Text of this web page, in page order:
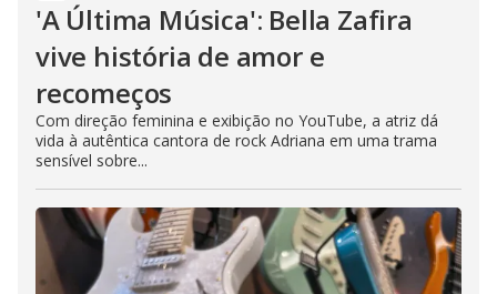
'A Última Música': Bella Zafira
vive história de amor e
recomeços
Com direção feminina e exibição no YouTube, a atriz dá
vida à autêntica cantora de rock Adriana em uma trama
sensível sobre...